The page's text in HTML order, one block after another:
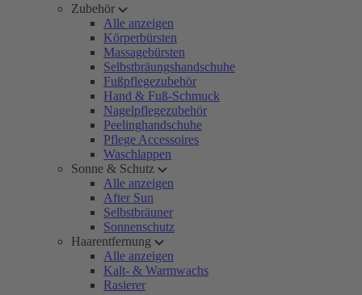
Zubehör
Alle anzeigen
Körperbürsten
Massagebürsten
Selbstbräungshandschuhe
Fußpflegezubehör
Hand & Fuß-Schmuck
Nagelpflegezubehör
Peelinghandschuhe
Pflege Accessoires
Waschlappen
Sonne & Schutz
Alle anzeigen
After Sun
Selbstbräuner
Sonnenschutz
Haarentfernung
Alle anzeigen
Kalt- & Warmwachs
Rasierer